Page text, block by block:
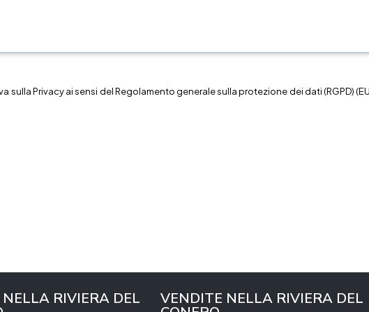
sullaPrivacyai sensi del Regolamento generale sulla protezione dei dati (RGPD)
RIVIERA DEL VENDITE NELLA RIVIERA DEL